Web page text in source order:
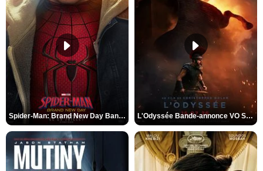
Spider-Man: Brand New Day Bande-annonce VO STFR L'Odyssée Bande-annonce VO STFR